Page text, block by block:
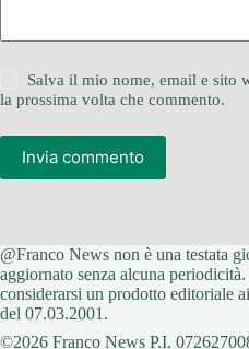
Salva il mio nome, email e sito
la prossima volta che commento.
Invia commento
@Franco News non è una testata
aggiornato senza alcuna
considerarsi un prodotto editoriale
del 07.03.2001.
©2026 Franco News P.I.